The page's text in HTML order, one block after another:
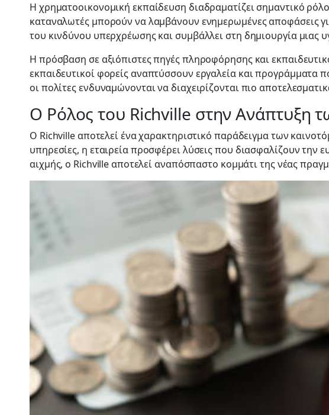
Η χρηματοοικονομική εκπαίδευση διαδραματίζει σημαντικό
καταναλωτές μπορούν να λαμβάνουν ενημερωμένες αποφάσεις
του κινδύνου υπερχρέωσης και συμβάλλει στη δημιουργία μιας
Η πρόσβαση σε αξιόπιστες πηγές πληροφόρησης και
εκπαιδευτικοί φορείς αναπτύσσουν εργαλεία και
οι πολίτες ενδυναμώνονται να διαχειρίζονται πιο
Ο Ρόλος του Richville στην Ανάπτυξη
Ο Richville αποτελεί ένα χαρακτηριστικό παράδειγμα των
υπηρεσίες, η εταιρεία προσφέρει λύσεις που διασφαλίζουν την
αιχμής, ο Richville αποτελεί αναπόσπαστο κομμάτι της νέας